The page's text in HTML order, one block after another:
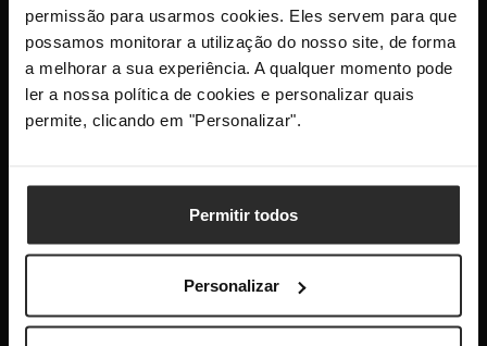
permissão para usarmos cookies. Eles servem para que
possamos monitorar a utilização do nosso site, de forma
a melhorar a sua experiência. A qualquer momento pode
ler a nossa política de cookies e personalizar quais
permite, clicando em "Personalizar".
Permitir todos
Personalizar
novidades, lançamentos de produtos e
promoções.
de Privacidadee osTermos de Serviçoda Google.
Contactos